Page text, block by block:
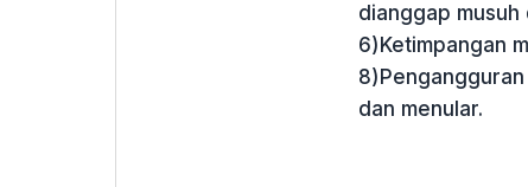
dianggap
6)Ketimpangan
8)Pengangguran
dan menular.